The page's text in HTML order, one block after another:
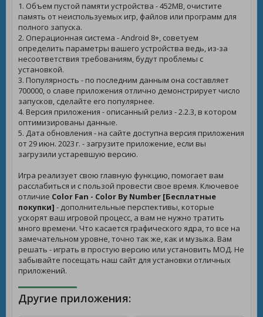
1. Объем пустой памяти устройства - 452MB, очистите
память от неиспользуемых игр, файлов или программ для
полного запуска.
2. Операционная система - Android 8+, советуем
определить параметры вашего устройства ведь, из-за
несоответствия требованиям, будут проблемы с
установкой.
3. Популярность - по последним данным она составляет
700000, о славе приложения отлично демонстрирует число
запусков, сделайте его популярнее.
4. Версия приложения - описанный релиз - 2.2.3, в котором
оптимизированы данные.
5. Дата обновления - на сайте доступна версия приложения
от 29 июн. 2023 г. - загрузите приложение, если вы
загрузили устаревшую версию.
Игра реализует свою главную функцию, помогает вам
расслабиться и с пользой провести свое время. Ключевое
отличие Color Fan - Color By Number [Бесплатные
покупки] - дополнительные перспективы, которые
ускорят ваш игровой процесс, а вам не нужно тратить
много времени. Что касается графического ядра, то все на
замечательном уровне, точно так же, как и музыка. Вам
решать - играть в простую версию или установить МОД. Не
забывайте посещать наш сайт для установки отличных
приложений.
Другие приложения: